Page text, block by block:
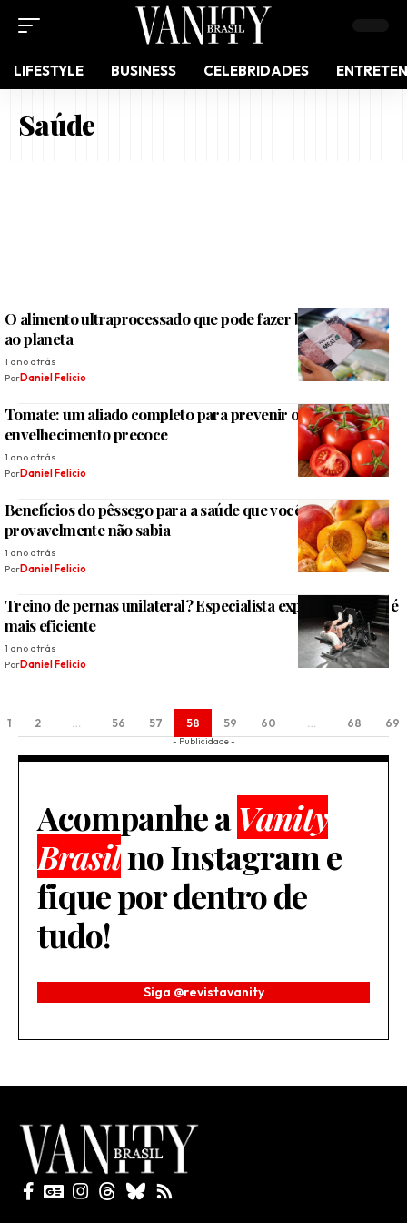
LIFESTYLE BUSINESS CELEBRIDADES
Saúde
O alimento ultraprocessado que pode fazer bem à saúde e
ao planeta
1 ano atrás
PorDaniel Felicio
Tomate: um aliado completo para prevenir o
envelhecimento precoce
1 ano atrás
PorDaniel Felicio
Benefícios do pêssego para a saúde que você
provavelmente não sabia
1 ano atrás
PorDaniel Felicio
Treino de pernas unilateral? Especialista explica o porquê é
mais eficiente
1 ano atrás
PorDaniel Felicio
1 2 … 56 57 58 59 60 … 68 69
- Publicidade -
Acompanhe aVanity
Brasilno Instagram e
fique por dentro de
tudo!
Siga @revistavanity